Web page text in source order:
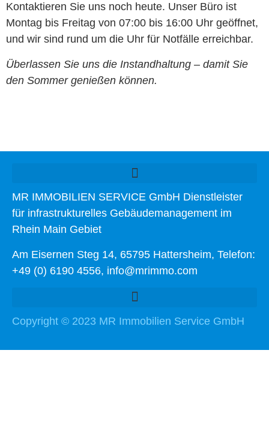
Kontaktieren Sie uns noch heute. Unser Büro ist
Montag bis Freitag von 07:00 bis 16:00 Uhr geöffnet,
und wir sind rund um die Uhr für Notfälle erreichbar.
Überlassen Sie uns die Instandhaltung – damit Sie
den Sommer genießen können.
MR IMMOBILIEN SERVICE GmbH Dienstleister
für infrastrukturelles Gebäudemanagement im
Rhein Main Gebiet
Am Eisernen Steg 14, 65795 Hattersheim, Telefon:
+49 (0) 6190 4556, info@mrimmo.com
Copyright © 2023 MR Immobilien Service GmbH